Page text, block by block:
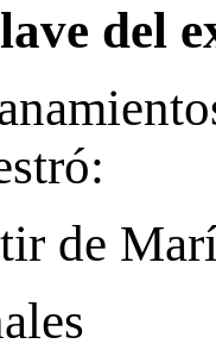
del
de